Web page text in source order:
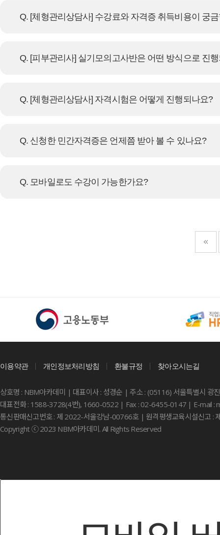
Q. [체형관리상담사] 수강료와 자격증 취득비용이 궁
Q. [피부관리사] 실기모의고사반은 어떤 방식으로 진
Q. [체형관리상담사] 자격시험은 어떻게 진행되나요?
Q. 신청한 민간자격증은 언제쯤 받아 볼 수 있나요?
Q. 모바일로도 수강이 가능한가요?
이용약관 개인정보처리방침 환불규정 찾아오시는길
상호명 : NBM아카데미 | 대표이사 : 성경순 | 주소 : (05116) 서울특별시
대표전화 : 1588-3728(4번), 1660-0522 | Fax : 02-6455-0147 | E-mail :
통신판매신고번호 : 제 2022-서울강남-00766호 | 원격평생교육시설신고 :
Copyright ⓒ 2023 NBM아카데미. All Rights Reserved